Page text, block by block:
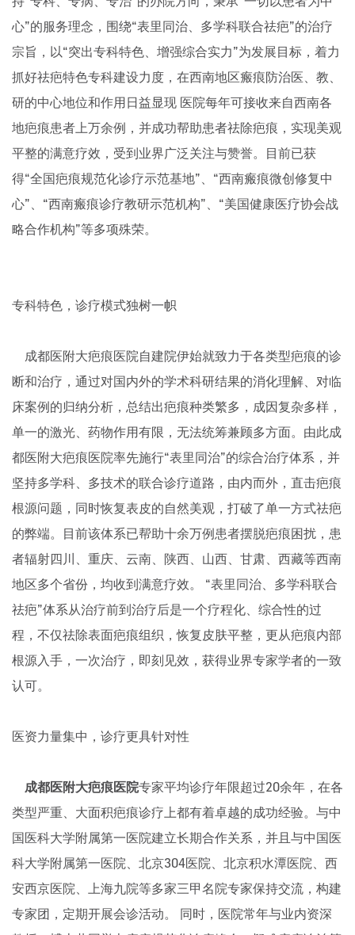
心”的服务理念，围绕“表里同治、多学科联合祛疤”的治疗
宗旨，以“突出专科特色、增强综合实力”为发展目标，着力
抓好祛疤特色专科建设力度，在西南地区瘢痕防治医、教、
研的中心地位和作用日益显现 医院每年可接收来自西南各
地疤痕患者上万余例，并成功帮助患者祛除疤痕，实现美观
平整的满意疗效，受到业界广泛关注与赞誉。目前已获
得“全国疤痕规范化诊疗示范基地”、“西南瘢痕微创修复中
心”、“西南瘢痕诊疗教研示范机构”、“美国健康医疗协会战
略合作机构”等多项殊荣。
专科特色，诊疗模式独树一帜
成都医附大疤痕医院自建院伊始就致力于各类型疤痕的诊
断和治疗，通过对国内外的学术科研结果的消化理解、对临
床案例的归纳分析，总结出疤痕种类繁多，成因复杂多样，
单一的激光、药物作用有限，无法统筹兼顾多方面。由此成
都医附大疤痕医院率先施行“表里同治”的综合治疗体系，并
坚持多学科、多技术的联合诊疗道路，由内而外，直击疤痕
根源问题，同时恢复表皮的自然美观，打破了单一方式祛疤
的弊端。目前该体系已帮助十余万例患者摆脱疤痕困扰，患
者辐射四川、重庆、云南、陕西、山西、甘肃、西藏等西南
地区多个省份，均收到满意疗效。 “表里同治、多学科联合
祛疤”体系从治疗前到治疗后是一个疗程化、综合性的过
程，不仅祛除表面疤痕组织，恢复皮肤平整，更从疤痕内部
根源入手，一次治疗，即刻见效，获得业界专家学者的一致
认可。
医资力量集中，诊疗更具针对性
成都医附大疤痕医院专家平均诊疗年限超过20余年，在各
类型严重、大面积疤痕诊疗上都有着卓越的成功经验。与中
国医科大学附属第一医院建立长期合作关系，并且与中国医
科大学附属第一医院、北京304医院、北京积水潭医院、西
安西京医院、上海九院等多家三甲名院专家保持交流，构建
专家团，定期开展会诊活动。 同时，医院常年与业内资深